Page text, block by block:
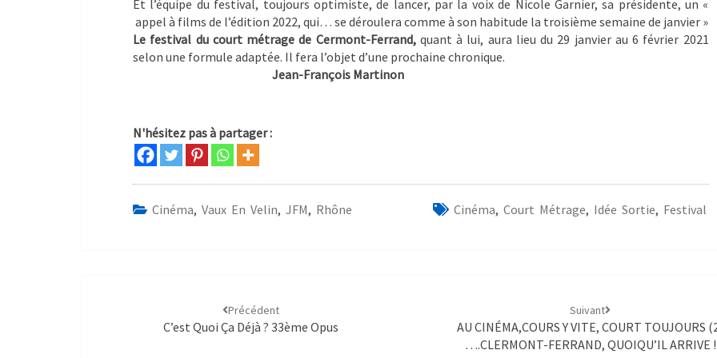
Et l’équipe du festival, toujours optimiste, de lancer, par la voix de Nicole Garnier, sa présidente, un «
appel à films de l’édition 2022, qui… se déroulera comme à son habitude la troisième semaine de janvier »
Le festival du court métrage de Cermont-Ferrand,quant à lui, aura lieu du 29 janvier au 6 février 2021
selon une formule adaptée. Il fera l’objet d’une prochaine chronique.
Jean-François Martinon
N'hésitez pas à partager :
Cinéma, Vaux En Velin, JFM, Rhône Cinéma, Court Métrage, Idée Sortie, Festival
Précédent
C’est Quoi Ça Déjà ? 33ème Opus
Suivant
AU CINÉMA,COURS Y VITE, COURT TOUJOURS
….CLERMONT-FERRAND, QUOIQU’IL ARRIVE !